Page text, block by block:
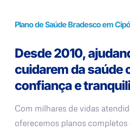
Plano de Saúde Bradesco em
Desde 2010,
cuidarem da saúde
confiança e
Com milhares de vidas
oferecemos planos completos